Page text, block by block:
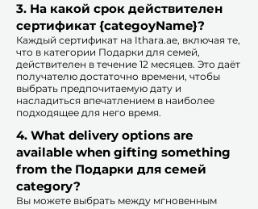
3. На какой срок действителен
сертификат {categoyName}?
Каждый сертификат на Ithara.ae, включая те,
что в категории Подарки для семей,
действителен в течение 12 месяцев. Это даёт
получателю достаточно времени, чтобы
выбрать предпочитаемую дату и
насладиться впечатлением в наиболее
подходящее для него время.​
4. What delivery options are
available when gifting something
from the Подарки для семей
category?
Вы можете выбрать между мгновенным